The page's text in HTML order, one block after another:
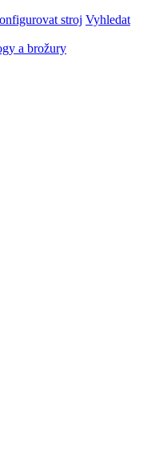
stroj Vyhledat
a brožury